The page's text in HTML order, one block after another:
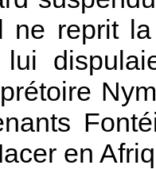
ne reprit
en